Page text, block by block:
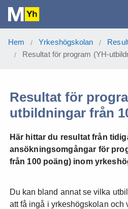
Hem / Yrkeshögskolan /
/ Resultat för program (YH-
Resultat för
utbildningar från
Här hittar du resultat från
ansökningsomgångar för
från 100 poäng) inom
Du kan bland annat se vilka
att få ingå i yrkeshögskolan och